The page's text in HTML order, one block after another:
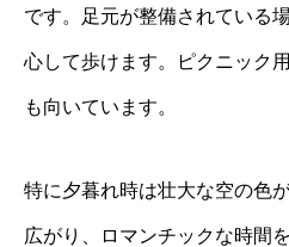
です。足元が整備されている
心して歩けます。ピクニック
も向いています。
特に夕暮れ時は壮大な空の色
広がり、ロマンチックな時間